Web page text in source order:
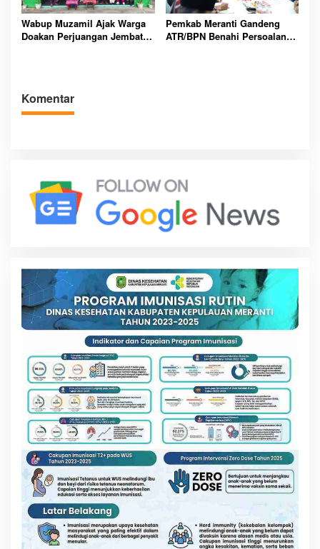
Wabup Muzamil Ajak Warga
Doakan Perjuangan Jembatan
Pemkab Meranti Gandeng
ATR/BPN Benahi Persoalan
Komentar